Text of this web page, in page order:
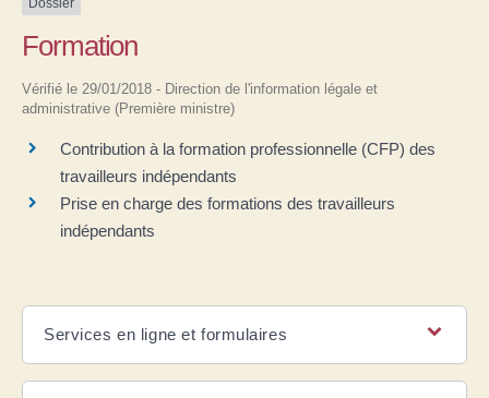
Dossier
Formation
Vérifié le 29/01/2018 - Direction de l'information légale et
administrative (Première ministre)
Contribution à la formation professionnelle (CFP) des
travailleurs indépendants
Prise en charge des formations des travailleurs
indépendants
Services en ligne et formulaires